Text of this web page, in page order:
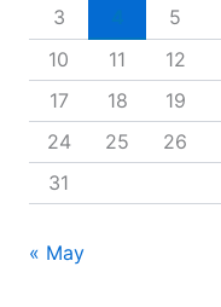
3
5
10
11 12
17
18 19
24
25 26
31
« May